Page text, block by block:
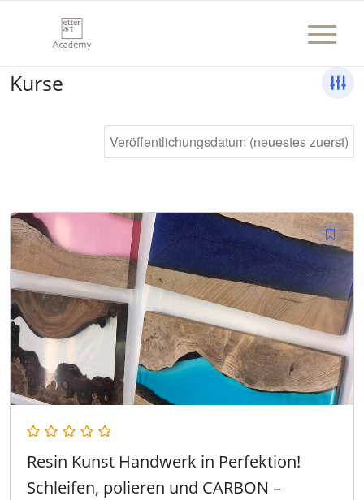
Kurse
Resin Kunst Handwerk in Perfektion!
Schleifen, polieren und CARBON –